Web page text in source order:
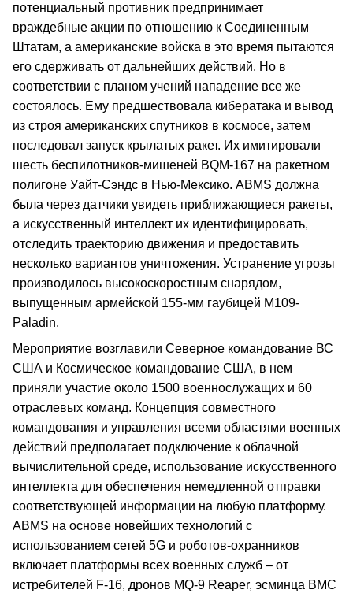
потенциальный противник предпринимает
враждебные акции по отношению к Соединенным
Штатам, а американские войска в это время пытаются
его сдерживать от дальнейших действий. Но в
соответствии с планом учений нападение все же
состоялось. Ему предшествовала кибератака и вывод
из строя американских спутников в космосе, затем
последовал запуск крылатых ракет. Их имитировали
шесть беспилотников-мишеней BQM-167 на ракетном
полигоне Уайт-Сэндс в Нью-Мексико. ABMS должна
была через датчики увидеть приближающиеся ракеты,
а искусственный интеллект их идентифицировать,
отследить траекторию движения и предоставить
несколько вариантов уничтожения. Устранение угрозы
производилось высокоскоростным снарядом,
выпущенным армейской 155-мм гаубицей М109-
Paladin.
Мероприятие возглавили Северное командование ВС
США и Космическое командование США, в нем
приняли участие около 1500 военнослужащих и 60
отраслевых команд. Концепция совместного
командования и управления всеми областями военных
действий предполагает подключение к облачной
вычислительной среде, использование искусственного
интеллекта для обеспечения немедленной отправки
соответствующей информации на любую платформу.
ABMS на основе новейших технологий с
использованием сетей 5G и роботов-охранников
включает платформы всех военных служб – от
истребителей F-16, дронов MQ-9 Reaper, эсминца ВМС